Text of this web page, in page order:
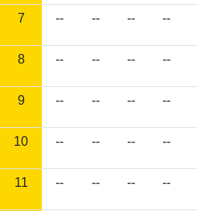
7 -- -- -- --
8 -- -- -- --
9 -- -- -- --
10 -- -- -- --
11 -- -- -- --